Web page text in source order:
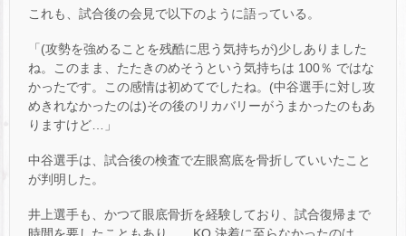
これも、試合後の会見で以下のように語っている。
「(攻勢を強めることを残酷に思う気持ちが)少しありました
ね。このまま、たたきのめそうという気持ちは 100％ ではな
かったです。この感情は初めてでしたね。(中谷選手に対し攻
めきれなかったのは)その後のリカバリーがうまかったのもあ
りますけど…」
中谷選手は、試合後の検査で左眼窩底を骨折していいたこと
が判明した。
井上選手も、かつて眼底骨折を経験しており、試合復帰まで